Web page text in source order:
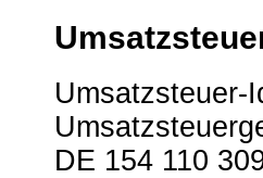
Umsatzsteuer-
DE 154 110